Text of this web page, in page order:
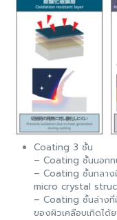
Coating 3 ชั้น
– Coating ชั้นนอก
– Coating ชั้นกลา
micro crystal
– Coating ชั้นล่างที่
ของผิวเคลือบเกิดได้